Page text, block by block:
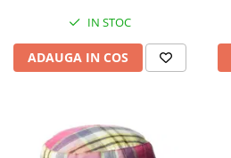
IN STOC
ADAUGA IN COS